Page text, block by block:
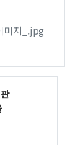
미지_.jpg